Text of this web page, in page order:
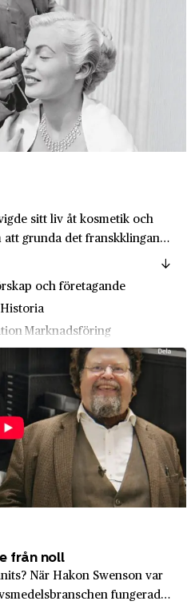
län
länsitt liv åt kosmetik och
grunda det franskklingande
under en tid var Nordens
och företagande
Historia
Marknadsföring
från noll
När Hakon Swenson var
fungerade